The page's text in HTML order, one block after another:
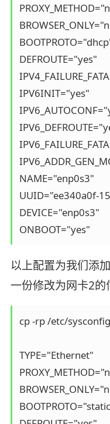
DEFROUTE="yes"
IPV6INIT="yes"
NAME="enp0s3"
UUID="ee340a0f-
DEVICE="enp0s3"
ONBOOT="yes"
以上配置为我们添
一份修改为网卡2的
cp -rp /etc/
TYPE="Ethernet"